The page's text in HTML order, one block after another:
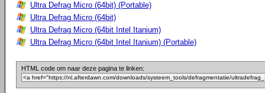
Ultra Defrag Micro (64bit) (Portable)
Ultra Defrag Micro (64bit)
Ultra Defrag Micro (64bit Intel Itanium)
Ultra Defrag Micro (64bit Intel Itanium) (Portable)
HTML code om naar deze pagina te linken: